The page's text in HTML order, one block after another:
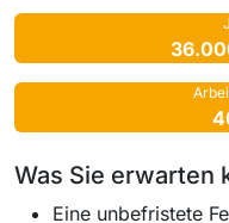
Was Sie erwarten
Eine unbefristete